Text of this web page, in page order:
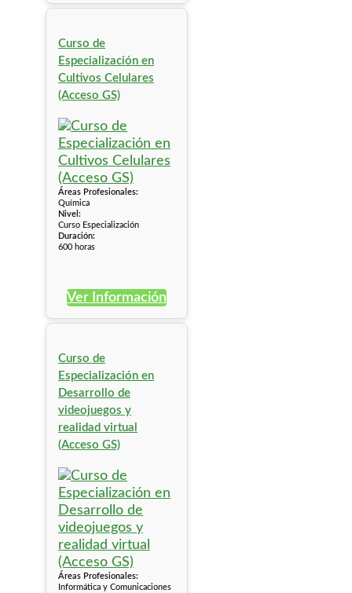
Curso de
Especialización en
Cultivos Celulares
(Acceso GS)
Áreas Profesionales:
Química
Nivel:
Curso Especialización
Duración:
600 horas
Ver Información
Curso de
Especialización en
Desarrollo de
videojuegos y
realidad virtual
(Acceso GS)
Áreas Profesionales:
Informática y Comunicaciones